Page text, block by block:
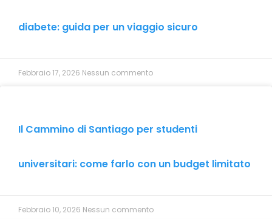
diabete: guida per un viaggio sicuro
Febbraio 17, 2026 Nessun commento
Il Cammino di Santiago per studenti
universitari: come farlo con un budget limitato
Febbraio 10, 2026 Nessun commento